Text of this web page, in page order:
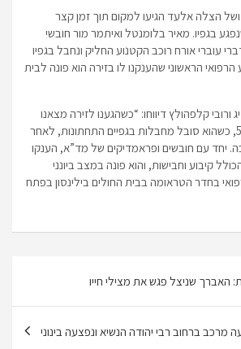
ושל הצלה אלעד הגיעו למקום תוך זמן קצר
בגפיו. מאיר בלומנטל ואיתמר מור חובשי
עוברי אורח רוכב הקטנוע החליק ונחבל בגפיו
הראשוני שהענקנו לו בזירה הוא פונה לבית
קלפהולץ דיווחו: “כשהגענו לזירה מצאנו
רוכב אופנוע – גבר בן 53, כשהוא סובל מחבלות בגפיים התחתונות, לאחר
יחד עם חובשים ופראמדיקים של מד”א, הענקו
קיבוע וחבישות, והוא פונה במצב ביונני
בחדר הטראומה בבית החולים בילינסון בפתח
האברך שניצל פגש את מצילי חייו